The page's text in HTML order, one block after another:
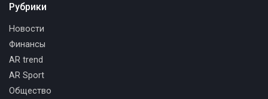
Рубрики
Новости
Финансы
AR trend
AR Sport
Общество